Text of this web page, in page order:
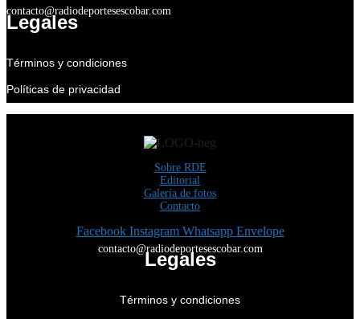
contacto@radiodeportesescobar.com
Legales
Términos y condiciones
Políticas de privacidad
Sobre RDE
Editorial
Galería de fotos
Contacto
Facebook Instagram Whatsapp Envelope
contacto@radiodeportesescobar.com
Legales
Términos y condiciones